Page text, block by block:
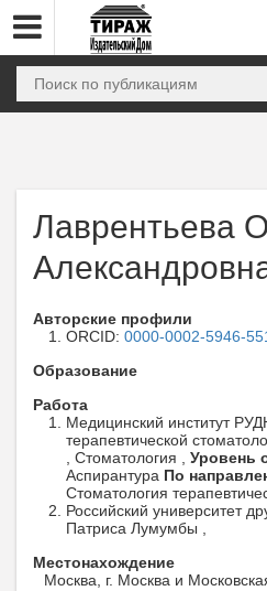
Лаврентьева
Авторские профили
ORCID: 0000-0002-5946-
Образование
Работа
Медицинский институт
терапевтической
, Стоматология , Уровень
Аспирантура По
Стоматология
Российский университет
Патриса Лумумбы ,
Местонахождение
Москва, г. Москва и